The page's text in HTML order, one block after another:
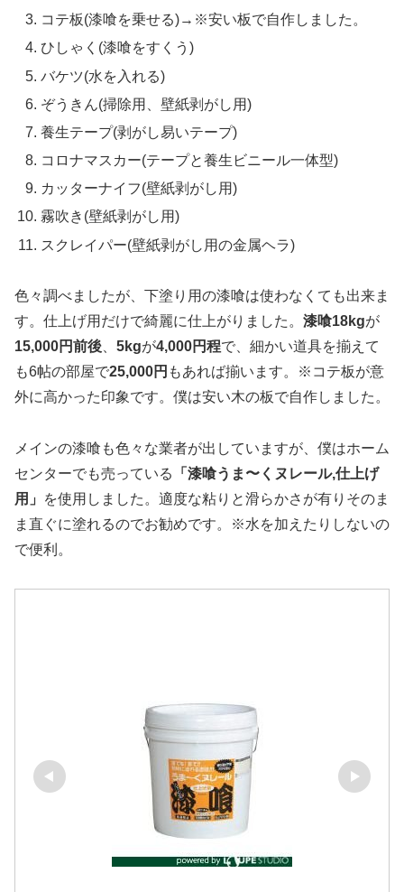
コテ板(漆喰を乗せる)→※安い板で自作しました。
ひしゃく(漆喰をすくう)
バケツ(水を入れる)
ぞうきん(掃除用、壁紙剥がし用)
養生テープ(剥がし易いテープ)
コロナマスカー(テープと養生ビニール一体型)
カッターナイフ(壁紙剥がし用)
霧吹き(壁紙剥がし用)
スクレイパー(壁紙剥がし用の金属ヘラ)
色々調べましたが、下塗り用の漆喰は使わなくても出来ま
す。仕上げ用だけで綺麗に仕上がりました。 漆喰18kgが
15,000円前後、 5kgが4,000円程で、細かい道具を揃えて
も6帖の部屋で25,000円 もあれば揃います。※コテ板が意
外に高かった印象です。僕は安い木の板で自作しました。
メインの漆喰も色々な業者が出していますが、僕はホーム
センターでも売っている
「漆喰うま〜くヌレール,仕上げ
用」
を使用しました。適度な粘りと滑らかさが有りそのま
ま直ぐに塗れるのでお勧めです。※水を加えたりしないの
で便利。